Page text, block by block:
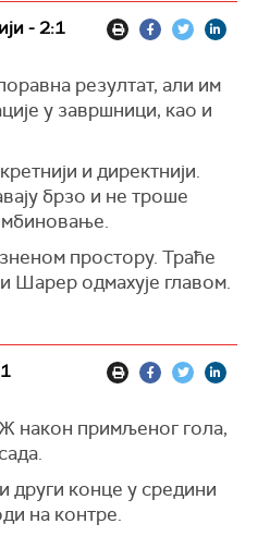
- 2:1
резултат, али им
у завршници, као и
и директнији.
брзо и не троше
простору. Траће
Шарер одмахује главом.
након примљеног гола,
други конце у средини
на контре.